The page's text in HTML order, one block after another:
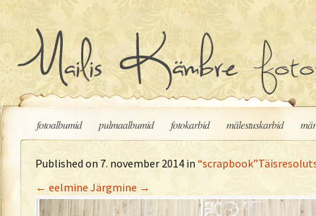
Liigu sisu juurde
fotoalbumid pulmaalbumid fotokarbid mälestuskarbid
Published on 7. november 2014 in “scrapbook”
← eelmineJärgmine →